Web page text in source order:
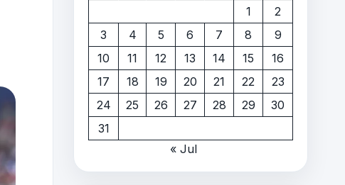
1
2
3
4 5 6 7 8
9
10
11 12 13 14 15
16
17
18 19 20 21 22
23
24
25 26 27 28 29
30
31
« Jul